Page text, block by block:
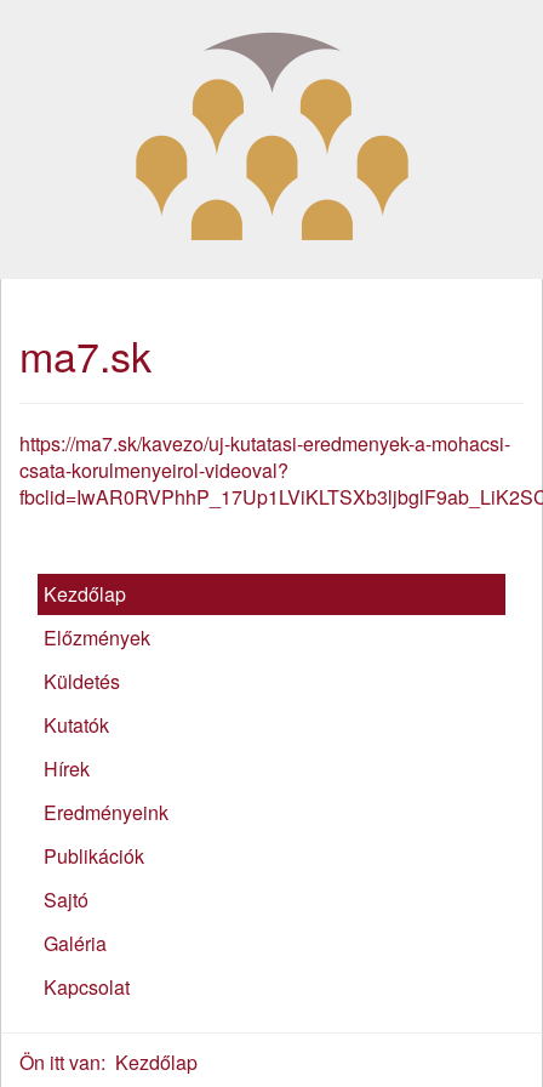
ma7.sk
https://ma7.sk/kavezo/uj-kutatasi-eredmenyek-a-mohacsi-
csata-korulmenyeirol-videoval?
Kezdőlap
Előzmények
Küldetés
Kutatók
Hírek
Eredményeink
Publikációk
Sajtó
Galéria
Kapcsolat
Ön itt van: Kezdőlap